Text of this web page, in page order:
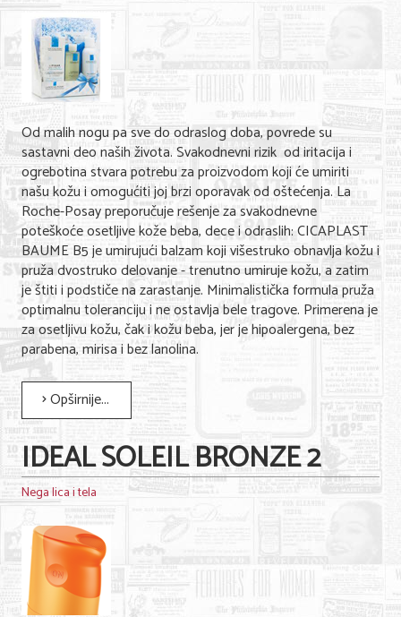
Od malih nogu pa sve do odraslog doba, povrede su
sastavni deo naših života. Svakodnevni rizik od iritacija i
ogrebotina stvara potrebu za proizvodom koji će umiriti
našu kožu i omogućiti joj brzi oporavak od oštećenja. La
Roche-Posay preporučuje rešenje za svakodnevne
poteškoće osetljive kože beba, dece i odraslih: CICAPLAST
BAUME B5 je umirujući balzam koji višestruko obnavlja kožu i
pruža dvostruko delovanje - trenutno umiruje kožu, a zatim
je štiti i podstiče na zarastanje. Minimalistička formula pruža
optimalnu toleranciju i ne ostavlja bele tragove. Primerena je
za osetljivu kožu, čak i kožu beba, jer je hipoalergena, bez
parabena, mirisa i bez lanolina.
Opširnije...
IDEAL SOLEIL BRONZE 2
Nega lica i tela